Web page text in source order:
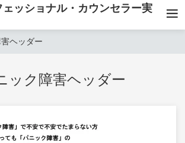
ッショナル・カウンセラー実
ヘッダー
ック障害ヘッダー